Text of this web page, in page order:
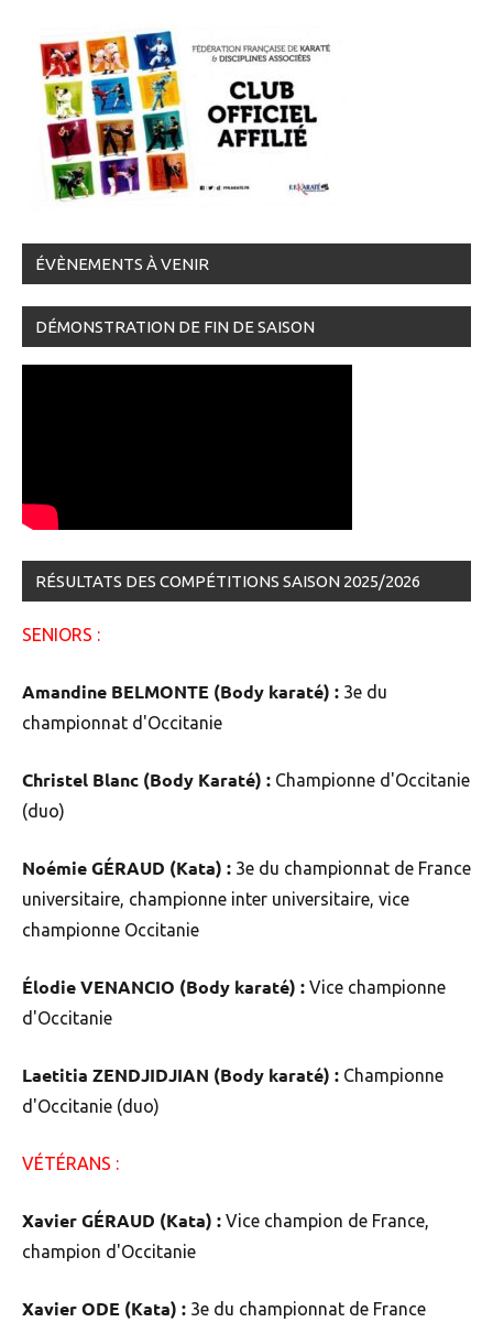
ÉVÈNEMENTS À VENIR
DÉMONSTRATION DE FIN DE SAISON
RÉSULTATS DES COMPÉTITIONS SAISON 2025/2026
SENIORS :
Amandine BELMONTE (Body karaté) : 3e du
championnat d'Occitanie
Christel Blanc (Body Karaté) : Championne d'Occitanie
(duo)
Noémie GÉRAUD (Kata) : 3e du championnat de France
universitaire, championne inter universitaire, vice
championne Occitanie
Élodie VENANCIO (Body karaté) : Vice championne
d'Occitanie
Laetitia ZENDJIDJIAN (Body karaté) : Championne
d'Occitanie (duo)
VÉTÉRANS :
Xavier GÉRAUD (Kata) : Vice champion de France,
champion d'Occitanie
Xavier ODE (Kata) : 3e du championnat de France